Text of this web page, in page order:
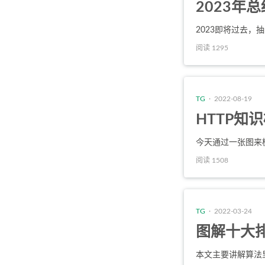
2023年总
2023即将过去，
阅读 1295
TG · 2022-08-19
HTTP知
今天通过一张图
阅读 1508
TG · 2022-03-24
图解十大
本文主要讲解算法